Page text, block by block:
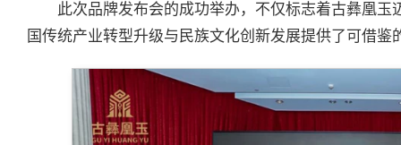
此次品牌发布会的成功举办，不仅标志着古彝凰
国传统产业转型升级与民族文化创新发展提供了可借鉴